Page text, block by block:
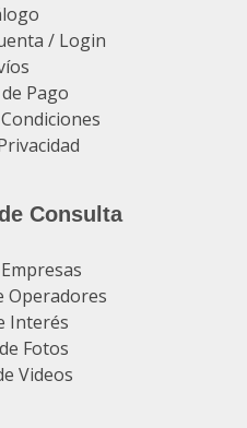
/ Login
Pago
Consulta
Operadores
Interés
Fotos
Videos